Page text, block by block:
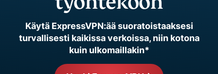
Käytä ExpressVPN:ää suoratoistaaksesi
turvallisesti kaikissa verkoissa, niin kotona
kuin ulkomaillakin*